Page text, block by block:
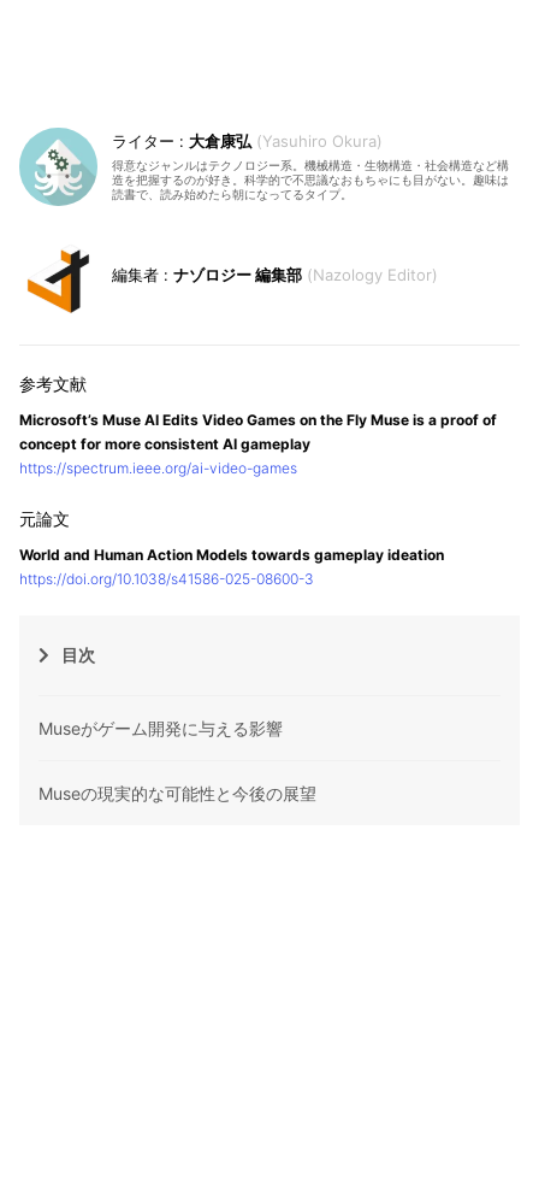
大倉康弘 Yasuhiro Okura
得意なジャンルはテクノロジー系。機械構造・生物構造・社会構造など構
造を把握するのが好き。科学的で不思議なおもちゃにも目がない。趣味は
読書で、読み始めたら朝になってるタイプ。
ナゾロジー 編集部 Nazology Editor
Microsoft’s Muse AI Edits Video Games on the Fly Muse is a proof of
concept for more consistent AI gameplay
https://spectrum.ieee.org/ai-video-games
World and Human Action Models towards gameplay ideation
https://doi.org/10.1038/s41586-025-08600-3
目次
Museがゲーム開発に与える影響
Museの現実的な可能性と今後の展望